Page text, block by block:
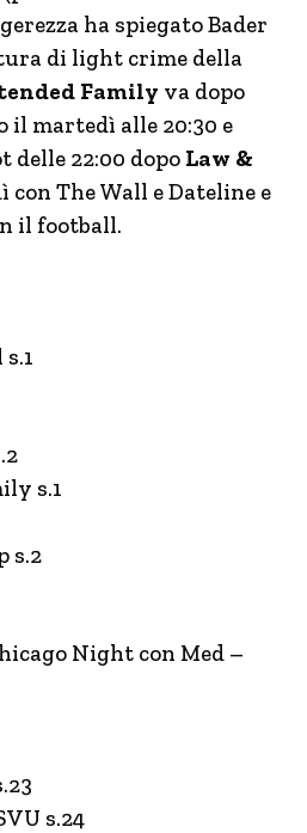
ha spiegato Bader
di light crime della
Family va dopo
martedì alle 20:30 e
delle 22:00 dopo Law &
con The Wall e Dateline e
il football.
s.1
s.2
Night con Med –
s.24